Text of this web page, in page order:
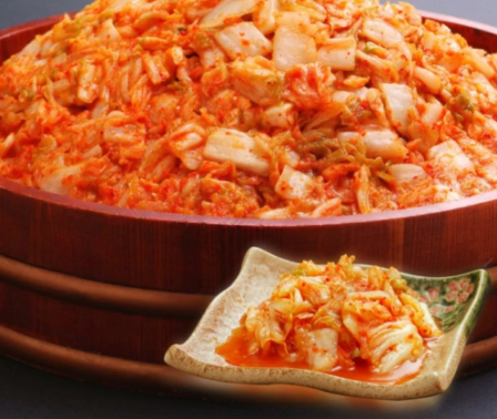
購物說明
媒體報導
門市資訊